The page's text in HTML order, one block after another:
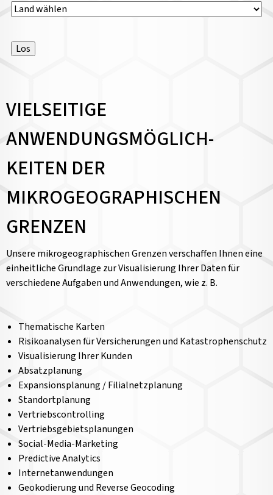
Länderauswahl
Los
VIELSEITIGE
ANWENDUNGSMÖGLICH­
KEITEN DER
MIKROGEOGRAPHISCHEN
GRENZEN
Unsere mikrogeographischen Grenzen verschaffen Ihnen eine
einheitliche Grundlage zur Visualisierung Ihrer Daten für
verschiedene Aufgaben und Anwendungen, wie z. B.
Thematische Karten
Risikoanalysen für Versicherungen und Katastrophenschutz
Visualisierung Ihrer Kunden
Absatzplanung
Expansionsplanung / Filialnetzplanung
Standortplanung
Vertriebscontrolling
Vertriebsgebietsplanungen
Social-Media-Marketing
Predictive Analytics
Internetanwendungen
Geokodierung und Reverse Geocoding